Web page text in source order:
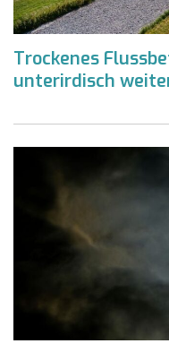
Trockenes
unterirdisch